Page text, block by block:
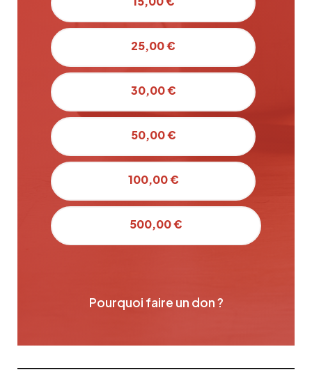
25,00 €
30,00 €
50,00 €
100,00 €
500,00 €
Pourquoi faire un don ?